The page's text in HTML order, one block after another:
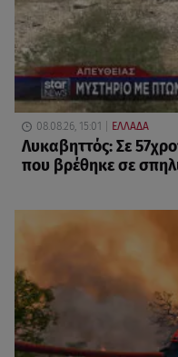
08.08.26, 15:01 ΕΛΛΑΔΑ
Λυκαβηττός: Σε
που βρέθηκε σε